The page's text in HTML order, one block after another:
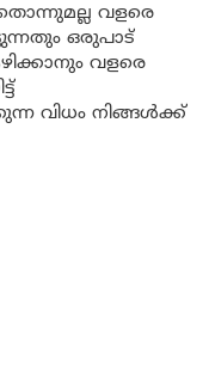
വളരെ
ഒരുപാട്
വളരെ
വിധം നിങ്ങൾക്ക്